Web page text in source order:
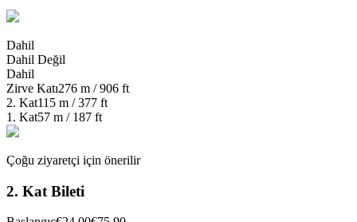
Dahil
Dahil Değil
Dahil
Zirve Katı276 m / 906 ft
2. Kat115 m / 377 ft
1. Kat57 m / 187 ft
Çoğu ziyaretçi için önerilir
2. Kat Bileti